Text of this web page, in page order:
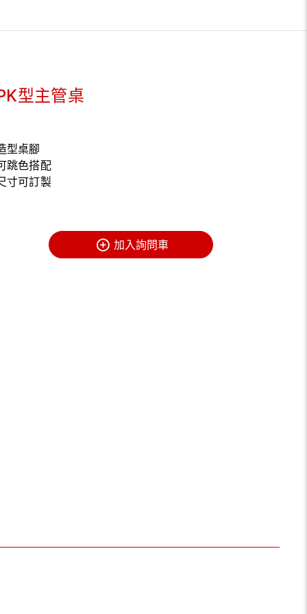
型主管桌
型桌腳
跳色搭配
寸可訂製
加入詢問車